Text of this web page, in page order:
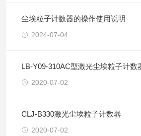
尘埃粒子计数器的操作使用说明
2024-07-04
LB-Y09-310AC型激光尘埃粒子计数
2020-07-02
CLJ-B330激光尘埃粒子计数器
2020-07-02